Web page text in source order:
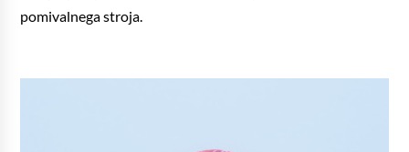
pomivalnega stroja.